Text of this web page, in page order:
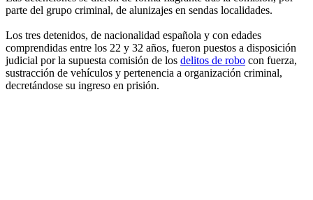
parte del grupo criminal, de alunizajes en sendas localidades.
Los tres detenidos, de nacionalidad española y con edades
comprendidas entre los 22 y 32 años, fueron puestos a disposición
judicial por la supuesta comisión de los delitos de robo con fuerza,
sustracción de vehículos y pertenencia a organización criminal,
decretándose su ingreso en prisión.